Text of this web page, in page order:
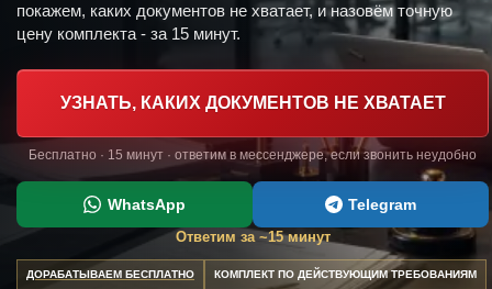
покажем, каких документов не хватает, и назовём точную
цену комплекта - за 15 минут.
УЗНАТЬ, КАКИХ ДОКУМЕНТОВ НЕ ХВАТАЕТ
Бесплатно · 15 минут · ответим в мессенджере, если звонить неудобно
WhatsApp Telegram
Ответим за ~15 минут
ДОРАБАТЫВАЕМ БЕСПЛАТНО КОМПЛЕКТ ПО ДЕЙСТВУЮЩИМ ТРЕБОВАНИЯМ